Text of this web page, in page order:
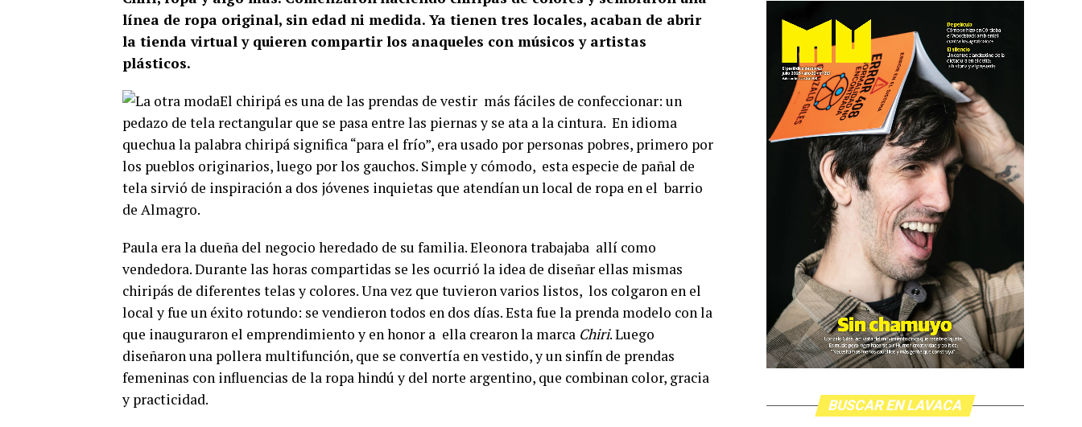
línea de ropa original, sin edad ni medida. Ya tienen tres locales, acaban de abrir
la tienda virtual y quieren compartir los anaqueles con músicos y artistas
plásticos.
El chiripá es una de las prendas de vestir más fáciles de confeccionar: un
pedazo de tela rectangular que se pasa entre las piernas y se ata a la cintura. En idioma
quechua la palabra chiripá significa “para el frío”, era usado por personas pobres, primero por
los pueblos originarios, luego por los gauchos. Simple y cómodo, esta especie de pañal de
tela sirvió de inspiración a dos jóvenes inquietas que atendían un local de ropa en el barrio
de Almagro.
Paula era la dueña del negocio heredado de su familia. Eleonora trabajaba allí como
vendedora. Durante las horas compartidas se les ocurrió la idea de diseñar ellas mismas
chiripás de diferentes telas y colores. Una vez que tuvieron varios listos, los colgaron en el
local y fue un éxito rotundo: se vendieron todos en dos días. Esta fue la prenda modelo con la
que inauguraron el emprendimiento y en honor a ella crearon la marca Chiri. Luego
diseñaron una pollera multifunción, que se convertía en vestido, y un sinfín de prendas
femeninas con influencias de la ropa hindú y del norte argentino, que combinan color, gracia
y practicidad.
BUSCAR EN LAVACA